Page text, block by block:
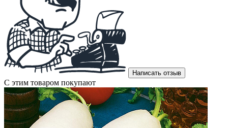
Написать отзыв
С этим товаром покупают